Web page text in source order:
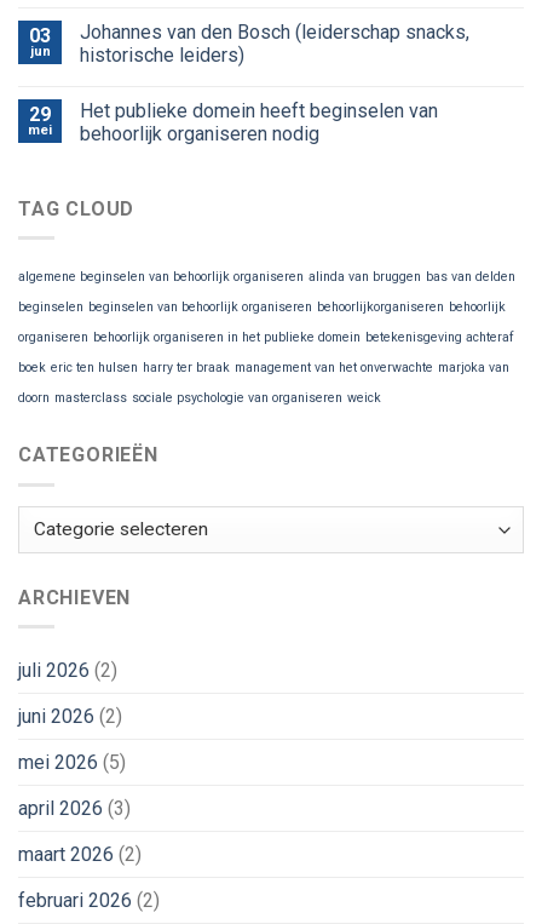
03
jun
Johannes van den Bosch (leiderschap snacks,
historische leiders)
29
mei
Het publieke domein heeft beginselen van
behoorlijk organiseren nodig
TAG CLOUD
algemene beginselen van behoorlijk organiseren alinda van bruggen bas van delden
beginselen beginselen van behoorlijk organiseren behoorlijkorganiseren behoorlijk
organiseren behoorlijk organiseren in het publieke domein betekenisgeving achteraf
boek eric ten hulsen harry ter braak management van het onverwachte marjoka van
doorn masterclass sociale psychologie van organiseren weick
CATEGORIEËN
Categorieën
ARCHIEVEN
juli 2026 (2)
juni 2026 (2)
mei 2026 (5)
april 2026 (3)
maart 2026 (2)
februari 2026 (2)